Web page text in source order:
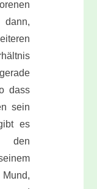
dass
sein
es
den